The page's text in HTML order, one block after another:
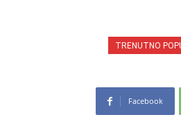
TRENUTNO
Facebook